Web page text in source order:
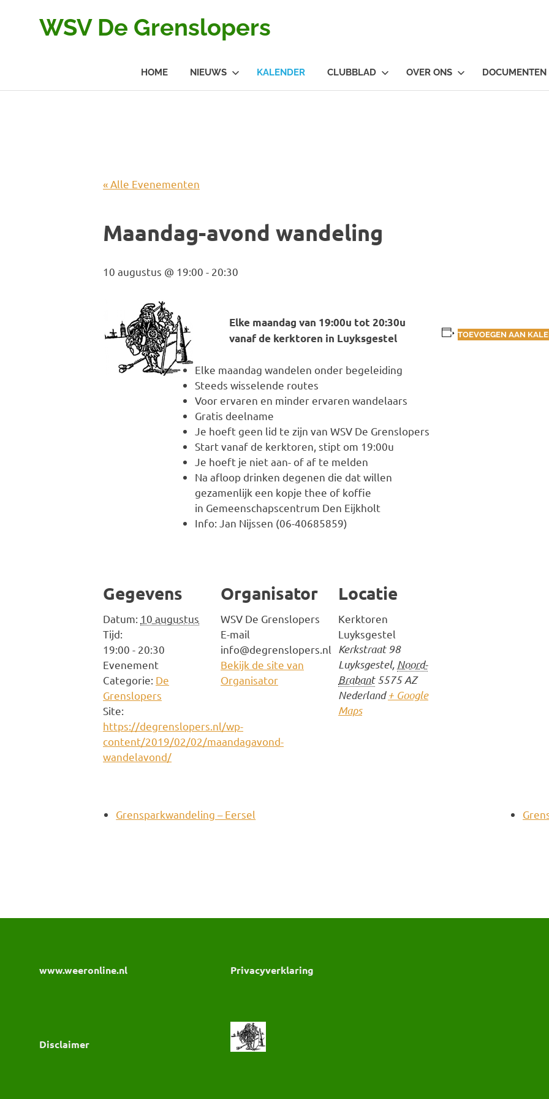
WSV De Grenslopers
HOME NIEUWS KALENDER CLUBBLAD OVER ONS DOCUMENTEN
« Alle Evenementen
Maandag-avond wandeling
10 augustus @ 19:00 - 20:30
Elke maandag van 19:00u tot 20:30u
vanaf de kerktoren in Luyksgestel
Elke maandag wandelen onder begeleiding
Steeds wisselende routes
Voor ervaren en minder ervaren wandelaars
Gratis deelname
Je hoeft geen lid te zijn van WSV De Grenslopers
Start vanaf de kerktoren, stipt om 19:00u
Je hoeft je niet aan- of af te melden
Na afloop drinken degenen die dat willen
gezamenlijk een kopje thee of koffie
in Gemeenschapscentrum Den Eijkholt
Info: Jan Nijssen (06-40685859)
TOEVOEGEN AAN
Gegevens
Datum: 10 augustus
Tijd:
19:00 - 20:30
Evenement
Categorie: De
Grenslopers
Site:
https://degrenslopers.nl/wp-
content/2019/02/02/maandagavond-
wandelavond/
Organisator
WSV De Grenslopers
E-mail
info@degrenslopers.nl
Bekijk de site van
Organisator
Locatie
Kerktoren
Luyksgestel
Kerkstraat 98
Luyksgestel, Noord-
Brabant 5575 AZ
Nederland + Google
Maps
Grensparkwandeling – Eersel
www.weeronline.nl
Disclaimer
Privacyverklaring